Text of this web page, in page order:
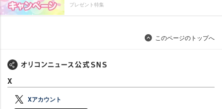
プレゼント特集
このページのトップへ
X
Xアカウント